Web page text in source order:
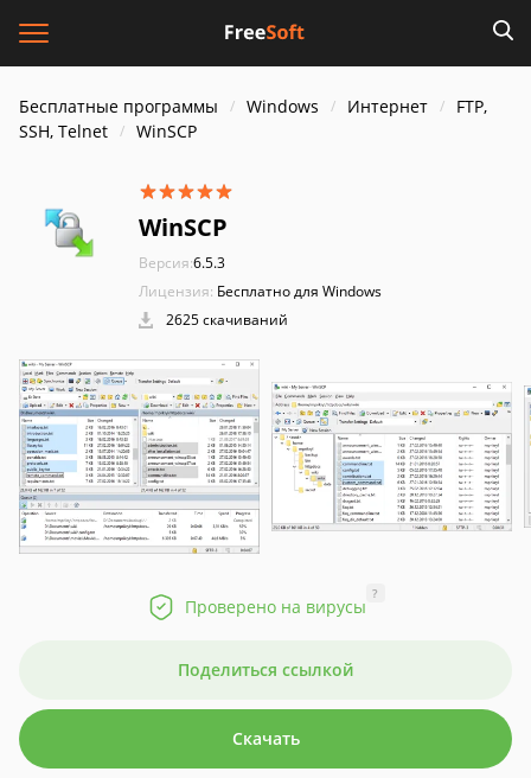
Бесплатные программы Windows Интернет
FTP,
SSH, Telnet
WinSCP
WinSCP
Версия:6.5.3
Лицензия: Бесплатно для Windows
2625 скачиваний
Проверено на вирусы
?
Поделиться ссылкой
Скачать